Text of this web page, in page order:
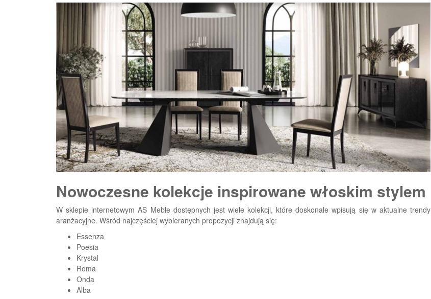
Nowoczesne kolekcje inspirowane włoskim stylem
W sklepie internetowym AS Meble dostępnych jest wiele kolekcji, które doskonale wpisują się w aktualne trendy
aranżacyjne. Wśród najczęściej wybieranych propozycji znajdują się:
Essenza
Poesia
Krystal
Roma
Onda
Alba